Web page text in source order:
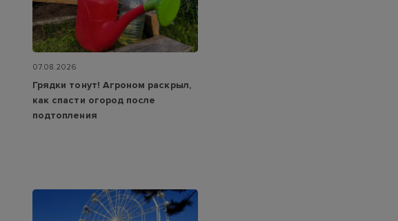
07.08.2026
Грядки тонут! Агроном раскрыл,
как спасти огород после
подтопления